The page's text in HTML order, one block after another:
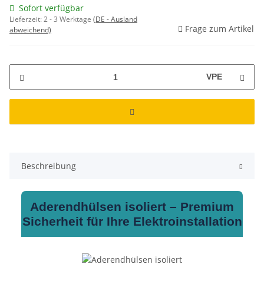
Sofort verfügbar
Lieferzeit:2 - 3 Werktage (DE - Ausland
abweichend)
Frage zum Artikel
VPE
Beschreibung
Aderendhülsen isoliert – Premium
Sicherheit für Ihre Elektroinstallation